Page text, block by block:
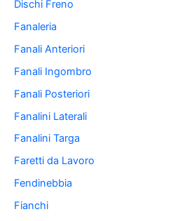
Dischi Freno
Fanaleria
Fanali Anteriori
Fanali Ingombro
Fanali Posteriori
Fanalini Laterali
Fanalini Targa
Faretti da Lavoro
Fendinebbia
Fianchi